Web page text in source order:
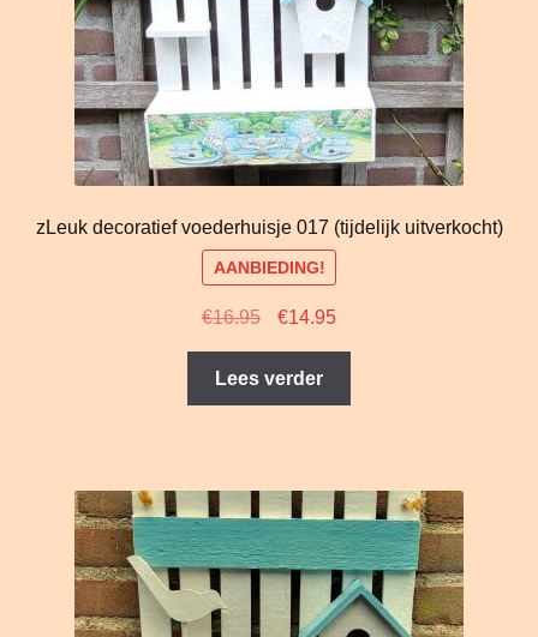
zLeuk decoratief voederhuisje 017 (tijdelijk uitverkocht)
AANBIEDING!
€16.95
Oorspronkelijke
was:
€16.95.
€14.95Huidige
€14.95.
Lees verder